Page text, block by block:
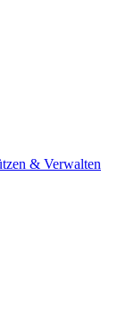
& Verwalten